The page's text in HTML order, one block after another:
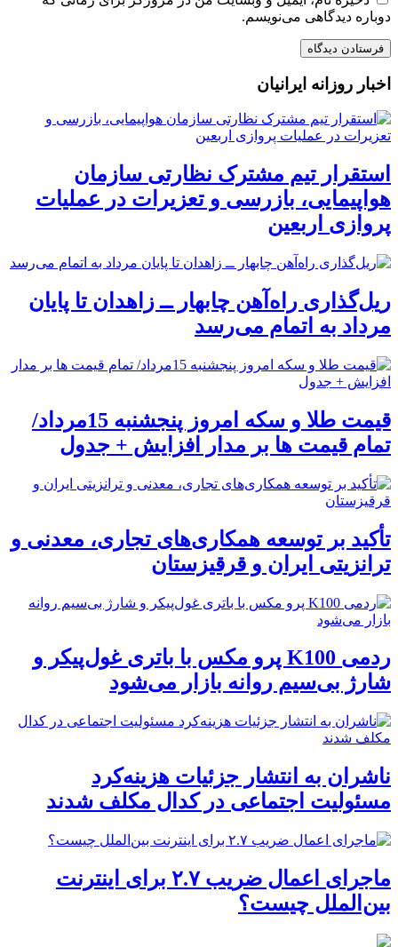
دوباره دیدگاهی می‌نویسم.
اخبار روزانه ایرانیان
استقرار تیم مشترک نظارتی سازمان
هواپیمایی، بازرسی و تعزیرات در عملیات
پروازی اربعین
ریل‌گذاری راه‌آهن چابهار ــ زاهدان تا پایان
مرداد به اتمام می‌رسد
قیمت طلا و سکه امروز پنجشنبه 15مرداد/
تمام قیمت ها بر مدار افزایش + جدول
تأکید بر توسعه همکاری‌های تجاری، معدنی و
ترانزیتی ایران و قرقیزستان
ردمی K100 پرو مکس با باتری غول‌پیکر و
شارژ بی‌سیم روانه بازار می‌شود
ناشران به انتشار جزئیات هزینه‌کرد
مسئولیت اجتماعی در کدال مکلف شدند
ماجرای اعمال ضریب ۲.۷ برای اینترنت
بین‌الملل چیست؟